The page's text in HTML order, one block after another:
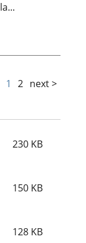
1 2 next >
230 KB
150 KB
128 KB